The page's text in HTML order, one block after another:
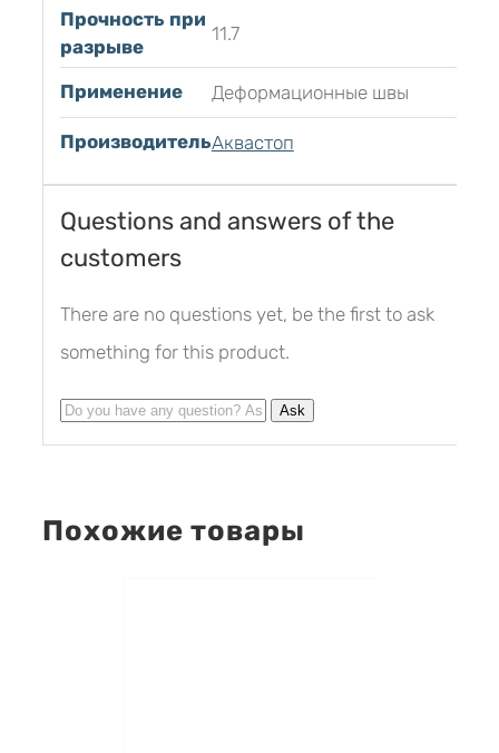
Прочность при
разрыве
11.7
Применение Деформационные швы
ПроизводительАквастоп
Questions and answers of the
customers
There are no questions yet, be the first to ask
something for this product.
Похожие товары